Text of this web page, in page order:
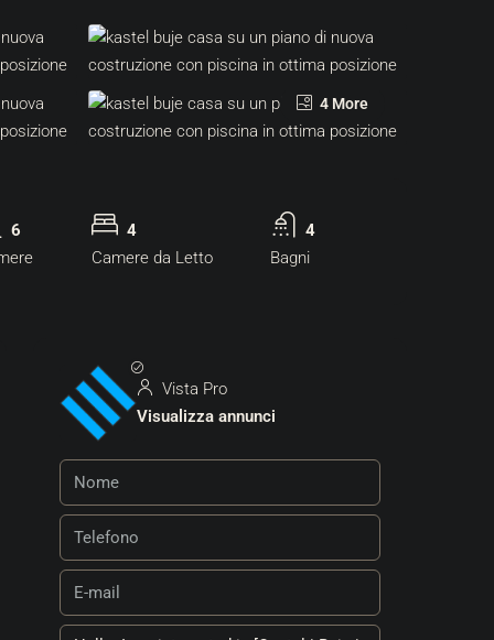
4 More
6
4
Camere da Letto
4
Bagni
Vista Pro
Visualizza annunci